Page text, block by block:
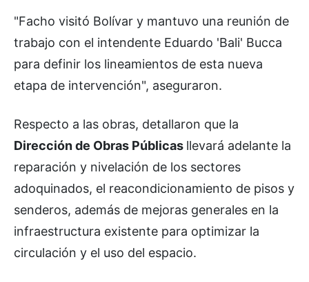
"Facho visitó Bolívar y mantuvo una reunión de
trabajo con el intendente Eduardo 'Bali' Bucca
para definir los lineamientos de esta nueva
etapa de intervención", aseguraron.
Respecto a las obras, detallaron que la
Dirección de Obras Públicas llevará adelante la
reparación y nivelación de los sectores
adoquinados, el reacondicionamiento de pisos y
senderos, además de mejoras generales en la
infraestructura existente para optimizar la
circulación y el uso del espacio.